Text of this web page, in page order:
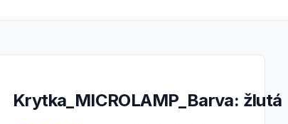
Krytka_MICROLAMP_Barva: žlutá